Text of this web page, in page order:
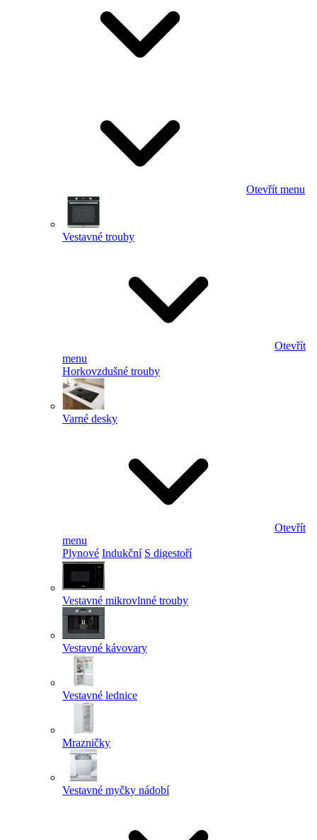
Otevřít menu
Vestavné trouby
Otevřít
menu
Horkovzdušné trouby
Varné desky
Otevřít
menu
Plynové Indukční S digestoří
Vestavné mikrovlnné trouby
Vestavné kávovary
Vestavné lednice
Mrazničky
Vestavné myčky nádobí